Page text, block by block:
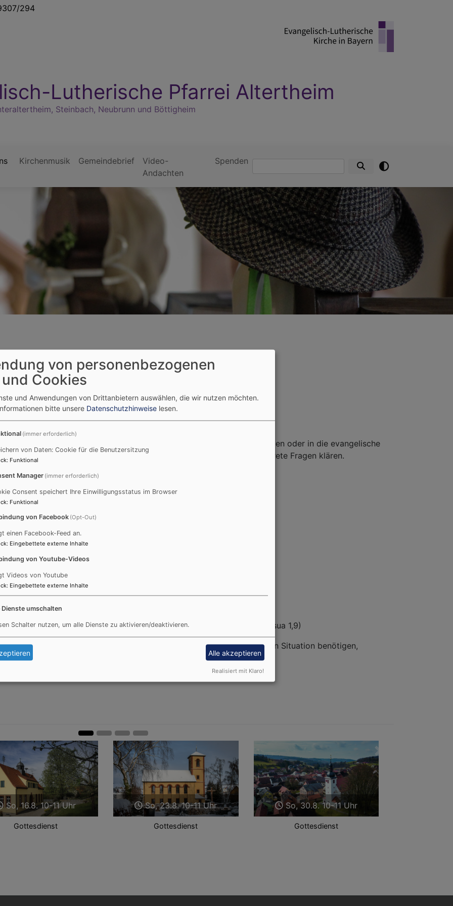
294
Lutherische Pfarrei Altertheim
Steinbach, Neubrunn und Böttigheim
Kirchenmusik Gemeindebrief
Video-
Andachten
SpendenSuche
(Taufe, Trauung, Trauerfeier) in unserer Kirchengemeinde haben oder in die evangelische
mit uns Kontakt aufzunehmen. Dann können wir miteinander konkrete Fragen klären.
Seiten:
und unverzagt seist.
denn der HERR, dein Gott, ist mit dir in allem, was du tun wirst. (Josua 1,9)
und Unterstützung bei der Gestaltung ihres Alltags in der momentanen Situation benötigen,
(Telefon: 09307/294 oder per email:
astrid.maenner@elkb.de )
So, 16.8. 10-11 Uhr
Gottesdienst
So, 23.8. 10-11 Uhr
Gottesdienst
So, 30.8. 10-11 Uhr
Gottesdienst
von personenbezogenen
Cookies
und Anwendungen von Drittanbietern auswählen, die wir nutzen möchten.
bitte unsere Datenschutzhinweise lesen.
(immer erforderlich)
von Daten: Cookie für die Benutzersitzung
: Funktional
Manager (immer erforderlich)
Consent speichert Ihre Einwilligungsstatus im Browser
: Funktional
von Facebook (Opt-Out)
einen Facebook-Feed an.
: Eingebettete externe Inhalte
von Youtube-Videos
Videos von Youtube
: Eingebettete externe Inhalte
Dienste umschalten
Schalter nutzen, um alle Dienste zu aktivieren/deaktivieren.
Alle akzeptieren
Realisiert mit Klaro!